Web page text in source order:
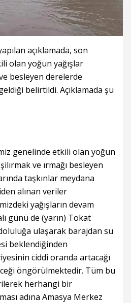
açıklamada, son
olan yoğun yağışlar
besleyen derelerde
belirtildi. Açıklamada şu
genelinde etkili olan yoğun
ve ırmağı besleyen
taşkınlar meydana
alınan veriler
yağışların devam
günü de (yarın) Tokat
ulaşarak barajdan su
beklendiğinden
ciddi oranda artacağı
öngörülmektedir. Tüm bu
herhangi bir
adına Amasya Merkez